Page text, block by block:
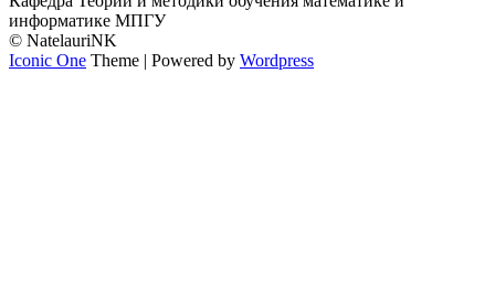
информатике МПГУ
© NatelauriNK
Iconic One Theme | Powered by Wordpress